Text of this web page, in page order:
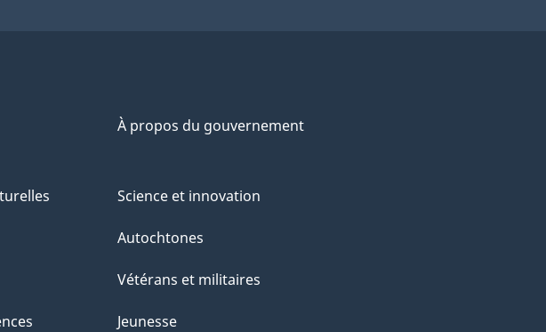
À propos du gouvernement
Science et innovation
Autochtones
Vétérans et militaires
Jeunesse